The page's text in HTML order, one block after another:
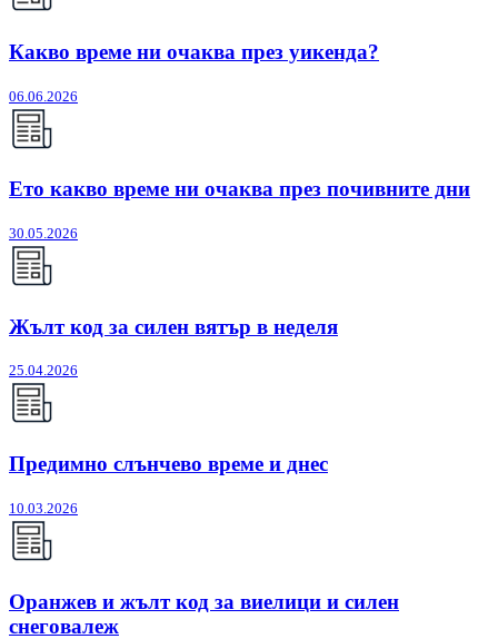
Какво време ни очаква през уикенда?
06.06.2026
Ето какво време ни очаква през почивните дни
30.05.2026
Жълт код за силен вятър в неделя
25.04.2026
Предимно слънчево време и днес
10.03.2026
Оранжев и жълт код за виелици и силен
снеговалеж